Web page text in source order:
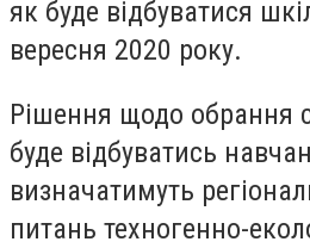
як буде відбуватися
вересня 2020 року.
Рішення щодо обрання
буде відбуватись
визначатимуть
питань техногенно-